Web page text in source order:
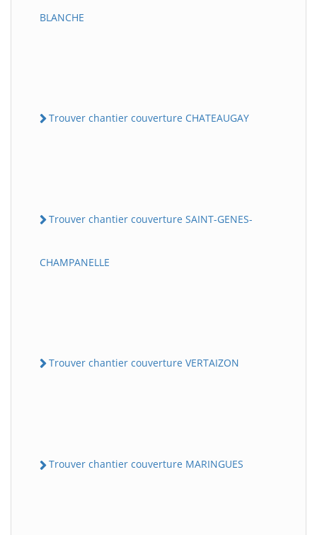
BLANCHE
Trouver chantier couverture CHATEAUGAY
Trouver chantier couverture SAINT-GENES-
CHAMPANELLE
Trouver chantier couverture VERTAIZON
Trouver chantier couverture MARINGUES